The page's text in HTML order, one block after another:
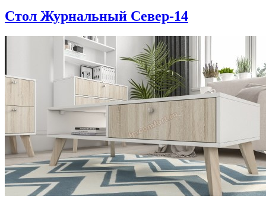
Стол Журнальный Север-14